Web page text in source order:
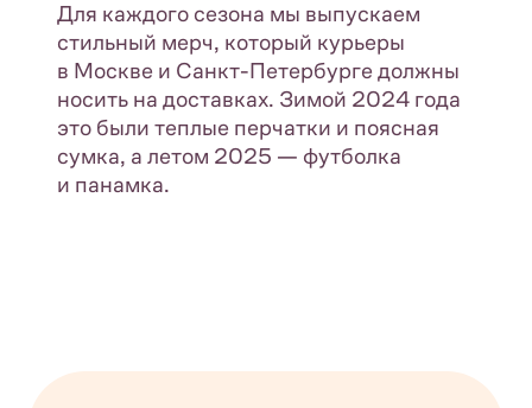
Для каждого сезона мы выпускаем
стильный мерч, который курьеры
в Москве и Санкт-Петербурге должны
носить на доставках. Зимой 2024 года
это были теплые перчатки и поясная
сумка, а летом 2025 — футболка
и панамка.